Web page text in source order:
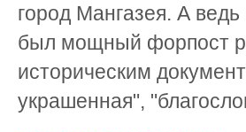
город Мангазея. А
был мощный форпост
историческим
украшенная",